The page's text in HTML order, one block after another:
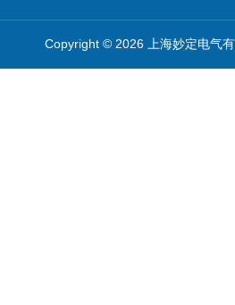
Copyright © 2026 上海妙定电气